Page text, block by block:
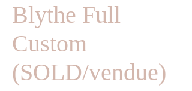
Blythe Full
Custom
(SOLD/vendue)